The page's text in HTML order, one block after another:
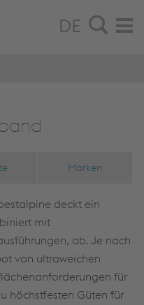
DE
Marken
deckt ein
mit
ab. Je nach
von ultraweichen
für
höchstfesten Güten für